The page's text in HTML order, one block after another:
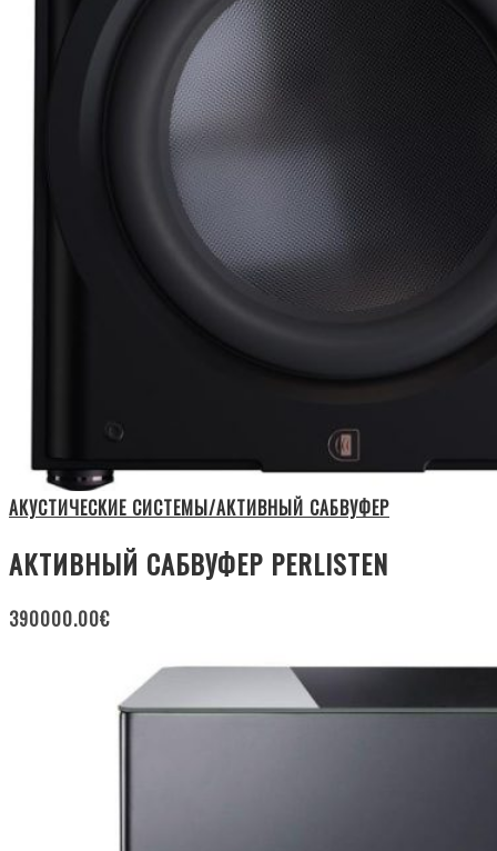
АКУСТИЧЕСКИЕ СИСТЕМЫ/АКТИВНЫЙ САБВУФЕР
АКТИВНЫЙ САБВУФЕР PERLISTEN
390000.00€